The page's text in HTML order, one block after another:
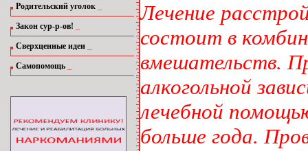
Родительский уголок
Закон сур-р-ов!
Сверхценные идеи
Самопомощь
Лечение
состоит в
вмешательств.
алкогольной
лечебной
больше года.